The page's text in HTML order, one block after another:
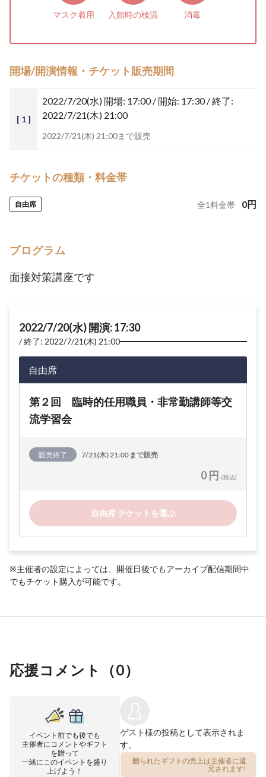
マスク着用 入館時の検温 消毒
開場/開演情報・チケット販売期間
[ 1 ]
2022/7/20(水) 開場: 17:00 / 開始: 17:30 / 終了:
2022/7/21(木) 21:00
2022/7/21(木) 21:00まで販売
チケットの種類・料金帯
自由席 全1料金帯 0円
プログラム
面接対策講座です
2022/7/20(水) 開演: 17:30
終了: 2022/7/21(木) 21:00
自由席
第２回 臨時的任用職員・非常勤講師等交
流学習会
販売終了 7/21(木) 21:00 まで販売
0 円 (税込)
自由席 チケットを選ぶ
※主催者の設定によっては、開催日後でもアーカイブ配信期間中
でもチケット購入が可能です。
応援コメント（0）
イベント前でも後でも
主催者にコメントやギフト
を贈って
一緒にこのイベントを盛り
上げよう！
ゲスト様の投稿として表示されま
す。
贈られたギフトの売上は主催者に還
元されます!